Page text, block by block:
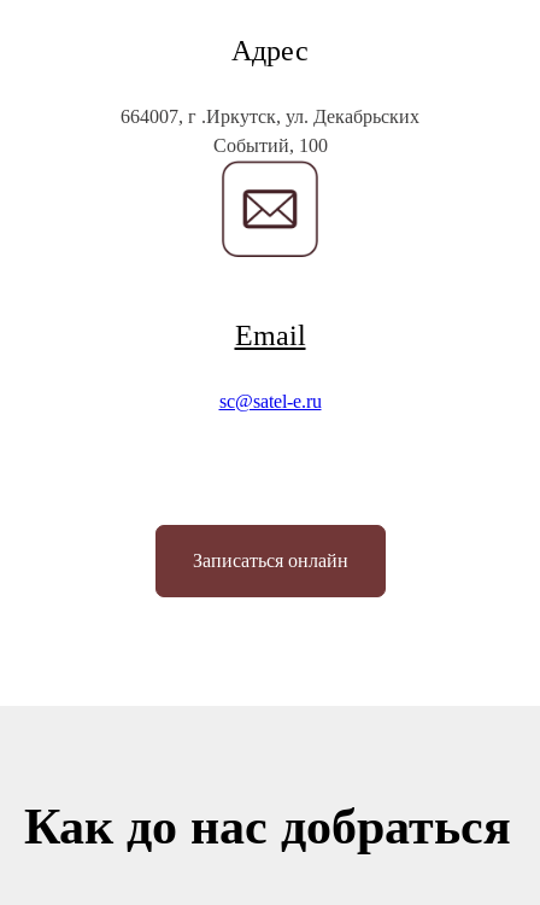
Адрес
664007, г .Иркутск, ул. Декабрьских
Событий, 100
Email
sc@satel-e.ru
Записаться онлайн
Как до нас добраться